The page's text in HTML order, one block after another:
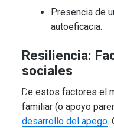
Presencia de
autoeficacia.
Resiliencia:
sociales
De estos factores el
familiar (o apoyo
desarrollo del apego.